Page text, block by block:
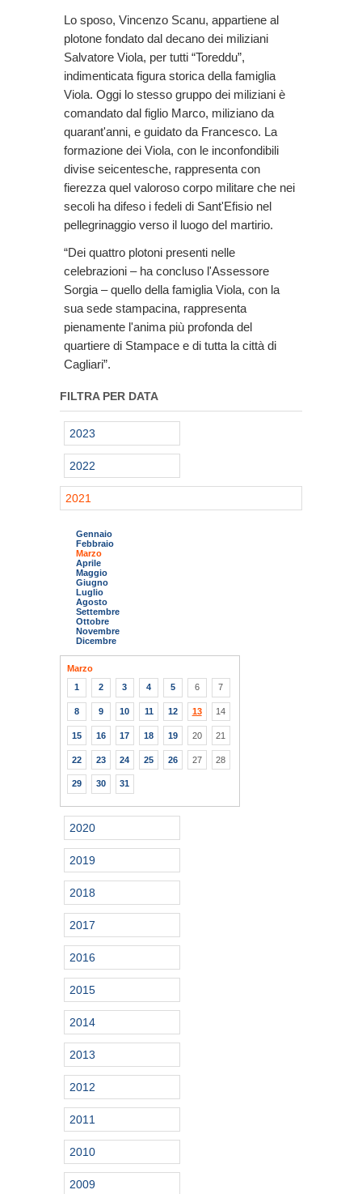
Lo sposo, Vincenzo Scanu, appartiene al
plotone fondato dal decano dei miliziani
Salvatore Viola, per tutti “Toreddu”,
indimenticata figura storica della famiglia
Viola. Oggi lo stesso gruppo dei miliziani è
comandato dal figlio Marco, miliziano da
quarant'anni, e guidato da Francesco. La
formazione dei Viola, con le inconfondibili
divise seicentesche, rappresenta con
fierezza quel valoroso corpo militare che nei
secoli ha difeso i fedeli di Sant'Efisio nel
pellegrinaggio verso il luogo del martirio.
“Dei quattro plotoni presenti nelle
celebrazioni – ha concluso l'Assessore
Sorgia – quello della famiglia Viola, con la
sua sede stampacina, rappresenta
pienamente l'anima più profonda del
quartiere di Stampace e di tutta la città di
Cagliari”.
FILTRA PER DATA
2023
2022
2021
Gennaio
Febbraio
Marzo
Aprile
Maggio
Giugno
Luglio
Agosto
Settembre
Ottobre
Novembre
Dicembre
Marzo
1
2 3 4 5 6 7
8 9 10 11 12 13 14
15 16 17 18 19 20 21
22 23 24 25 26 27 28
29 30 31
2020
2019
2018
2017
2016
2015
2014
2013
2012
2011
2010
2009